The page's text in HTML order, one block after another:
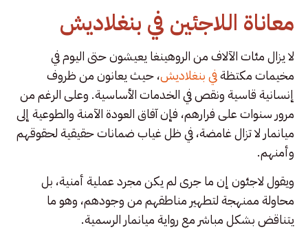
معاناة اللاجئين في بنغلاديش
لا يزال مئات الآلاف من الروهينغا يعيشون حتى اليوم في
مخيمات مكتظةفي بنغلاديش، حيث يعانون من ظروف
إنسانية قاسية ونقص في الخدمات الأساسية. وعلى الرغم من
مرور سنوات على فرارهم، فإن آفاق العودة الآمنة والطوعية إلى
ميانمار لا تزال غامضة، في ظل غياب ضمانات حقيقية لحقوقهم
وأمنهم.
ويقول لاجئون إن ما جرى لم يكن مجرد عملية أمنية، بل
محاولة ممنهجة لتطهير مناطقهم من وجودهم، وهو ما
يتناقض بشكل مباشر مع رواية ميانمار الرسمية.